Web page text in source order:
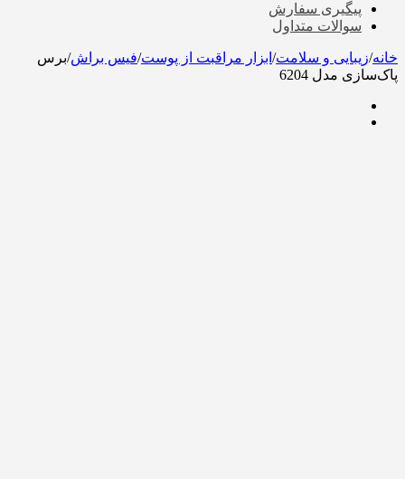
پیگیری سفارش
سوالات متداول
خانه/زیبایی و سلامت/ ابزار مراقبت از پوست/فیس براش/برس
پاک‌سازی مدل 6204